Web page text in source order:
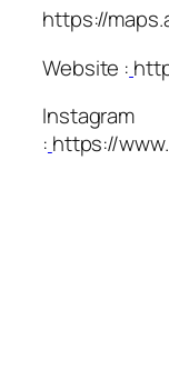
https://
Website :
Instagram
: https://